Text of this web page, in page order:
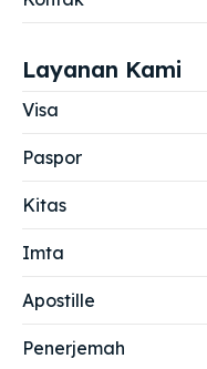
Layanan Kami
Visa
Paspor
Kitas
Imta
Apostille
Penerjemah